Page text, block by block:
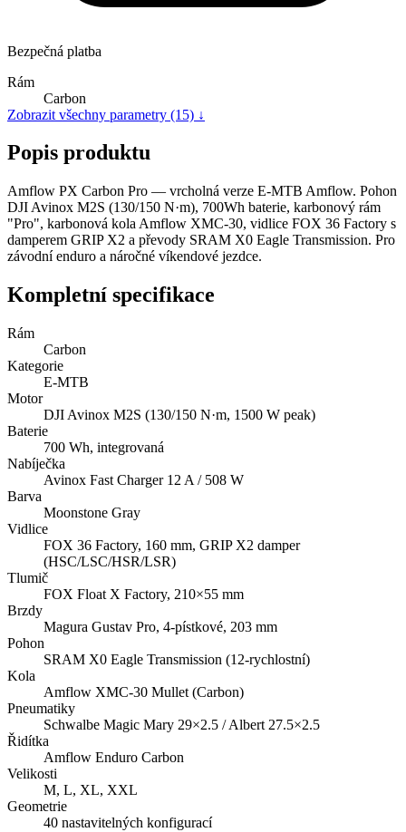
Bezpečná platba
Rám
Carbon
Zobrazit všechny parametry (15) ↓
Popis produktu
Amflow PX Carbon Pro — vrcholná verze E-MTB Amflow. Pohon
DJI Avinox M2S (130/150 N·m), 700Wh baterie, karbonový rám
"Pro", karbonová kola Amflow XMC-30, vidlice FOX 36 Factory s
damperem GRIP X2 a převody SRAM X0 Eagle Transmission. Pro
závodní enduro a náročné víkendové jezdce.
Kompletní specifikace
Rám
Carbon
Kategorie
E-MTB
Motor
DJI Avinox M2S (130/150 N·m, 1500 W peak)
Baterie
700 Wh, integrovaná
Nabíječka
Avinox Fast Charger 12 A / 508 W
Barva
Moonstone Gray
Vidlice
FOX 36 Factory, 160 mm, GRIP X2 damper
(HSC/LSC/HSR/LSR)
Tlumič
FOX Float X Factory, 210×55 mm
Brzdy
Magura Gustav Pro, 4-pístkové, 203 mm
Pohon
SRAM X0 Eagle Transmission (12-rychlostní)
Kola
Amflow XMC-30 Mullet (Carbon)
Pneumatiky
Schwalbe Magic Mary 29×2.5 / Albert 27.5×2.5
Řidítka
Amflow Enduro Carbon
Velikosti
M, L, XL, XXL
Geometrie
40 nastavitelných konfigurací